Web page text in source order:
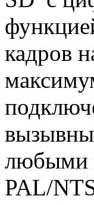
кадров
любыми
PAL/